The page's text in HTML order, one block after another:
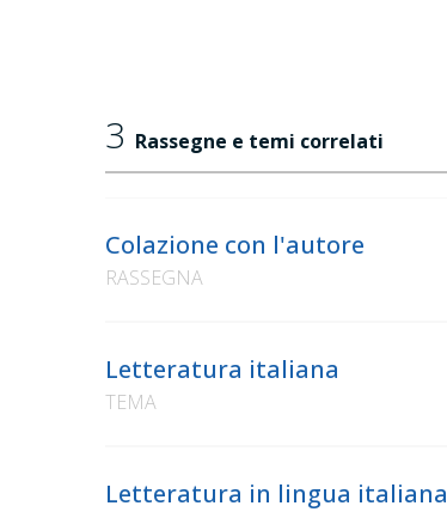
3 Rassegne e temi correlati
Colazione con l'autore
RASSEGNA
Letteratura italiana
TEMA
Letteratura in lingua italiana